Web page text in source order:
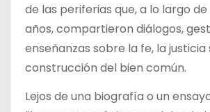
de las periferias que, a lo largo
años, compartieron diálogos,
enseñanzas sobre la fe, la justicia
construcción del bien común.
Lejos de una biografía o un